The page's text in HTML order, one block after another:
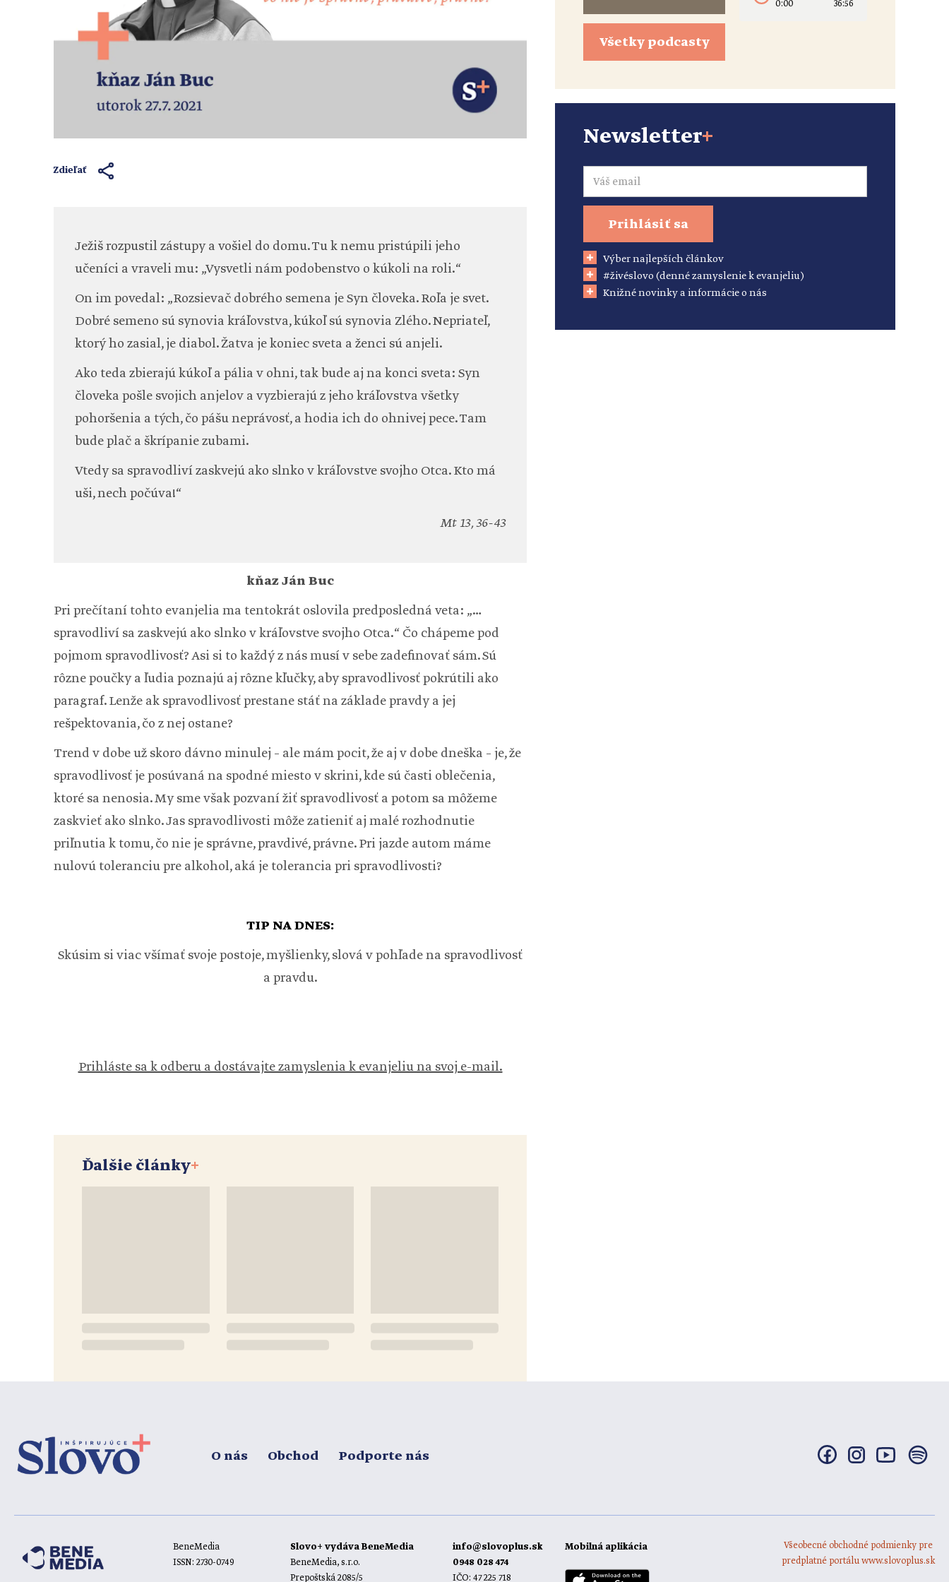
Zdieľať
Ježiš rozpustil zástupy a vošiel do domu. Tu k nemu pristúpili jeho
učeníci a vraveli mu: „Vysvetli nám podobenstvo o kúkoli na roli.“
On im povedal: „Rozsievač dobrého semena je Syn človeka. Roľa je svet.
Dobré semeno sú synovia kráľovstva, kúkoľ sú synovia Zlého. Nepriateľ,
ktorý ho zasial, je diabol. Žatva je koniec sveta a ženci sú anjeli.
Ako teda zbierajú kúkoľ a pália v ohni, tak bude aj na konci sveta: Syn
človeka pošle svojich anjelov a vyzbierajú z jeho kráľovstva všetky
pohoršenia a tých, čo pášu neprávosť, a hodia ich do ohnivej pece. Tam
bude plač a škrípanie zubami.
Vtedy sa spravodliví zaskvejú ako slnko v kráľovstve svojho Otca. Kto má
uši, nech počúva!“
Mt 13, 36-43
kňaz Ján Buc
Pri prečítaní tohto evanjelia ma tentokrát oslovila predposledná veta: „…
spravodliví sa zaskvejú ako slnko v kráľovstve svojho Otca.“ Čo chápeme pod
pojmom spravodlivosť? Asi si to každý z nás musí v sebe zadefinovať sám. Sú
rôzne poučky a ľudia poznajú aj rôzne kľučky, aby spravodlivosť pokrútili ako
paragraf. Lenže ak spravodlivosť prestane stáť na základe pravdy a jej
rešpektovania, čo z nej ostane?
Trend v dobe už skoro dávno minulej – ale mám pocit, že aj v dobe dneška – je, že
spravodlivosť je posúvaná na spodné miesto v skrini, kde sú časti oblečenia,
ktoré sa nenosia. My sme však pozvaní žiť spravodlivosť a potom sa môžeme
zaskvieť ako slnko. Jas spravodlivosti môže zatieniť aj malé rozhodnutie
priľnutia k tomu, čo nie je správne, pravdivé, právne. Pri jazde autom máme
nulovú toleranciu pre alkohol, aká je tolerancia pri spravodlivosti?
TIP NA DNES:
Skúsim si viac všímať svoje postoje, myšlienky, slová v pohľade na spravodlivosť
a pravdu.
Prihláste sa k odberu a dostávajte zamyslenia k evanjeliu na svoj e-mail.
Ďalšie články+
Všetky podcasty
0:00 36:56
Newsletter+
Email
Prihlásiť sa
Výber najlepších článkov
#živéslovo (denné zamyslenie k evanjeliu)
Knižné novinky a informácie o nás
O nás Obchod Podporte nás
BeneMedia
ISSN: 2730-0749
Slovo+ vydáva BeneMedia
BeneMedia, s.r.o.
Prepoštská 2085/5
info@slovoplus.sk
0948 028 474
IČO: 47 225 718
Mobilná aplikácia
Všeobecné obchodné podmienky pre
predplatné portálu www.slovoplus.sk